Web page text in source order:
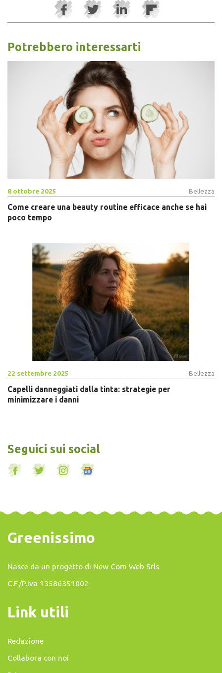
Potrebbero interessarti
8 ottobre 2025 Bellezza
Come creare una beauty routine efficace anche se hai
poco tempo
22 settembre 2025 Bellezza
Capelli danneggiati dalla tinta: strategie per
minimizzare i danni
Seguici sui social
Greenissimo
Nasce da un progetto di New Com Web Srls.
C.F./P.Iva 13586351002
Link utili
Redazione
Collabora con noi